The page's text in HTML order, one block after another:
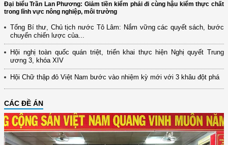
Đại biểu Trần Lan Phương: Giảm tiền kiểm phải đi cùng hậu kiểm thực chất
trong lĩnh vực nông nghiệp, môi trường
Tổng Bí thư, Chủ tịch nước Tô Lâm: Nắm vững các quyết sách, bước
chuyển chiến lược của...
Hội nghị toàn quốc quán triệt, triển khai thực hiện Nghị quyết Trung
ương 3, khóa XIV
Hội Chữ thập đỏ Việt Nam bước vào nhiệm kỳ mới với 3 khâu đột phá
CÁC ĐỀ ÁN